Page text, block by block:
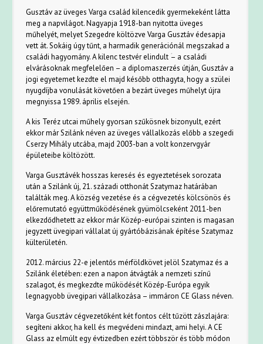
Gusztáv az üveges Varga család kilencedik gyermekeként látta
meg a napvilágot. Nagyapja 1918-ban nyitotta üveges
műhelyét, melyet Szegedre költözve Varga Gusztáv édesapja
vett át. Sokáig úgy tűnt, a harmadik generációnál megszakad a
családi hagyomány. A kilenc testvér elindult ؘ– a családi
elvárásoknak megfelelően – a diplomaszerzés útján, Gusztáv a
jogi egyetemet kezdte el majd később otthagyta, hogy a szülei
nyugdíjba vonulását követően a bezárt üveges műhelyt újra
megnyissa 1989. április elsején.
A kis Teréz utcai műhely gyorsan szűkösnek bizonyult, ezért
ekkor már Szilánk néven az üveges vállalkozás előbb a szegedi
Cserzy Mihály utcába, majd 2003-ban a volt konzervgyár
épületeibe költözött.
Varga Gusztávék hosszas keresés és egyeztetések sorozata
után a Szilánk új, 21. századi otthonát Szatymaz határában
találták meg. A község vezetése és a cégvezetés kölcsönös és
előremutató együttműködésének gyümölcseként 2011-ben
elkezdődhetett az ekkor már Közép-európai szinten is magasan
jegyzett üvegipari vállalat új gyártóbázisának építése Szatymaz
külterületén.
2012. március 22-e jelentős mérföldkövet jelöl Szatymaz és a
Szilánk életében: ezen a napon átvágták a nemzeti színű
szalagot, és megkezdte működését Közép-Európa egyik
legnagyobb üvegipari vállalkozása – immáron CE Glass néven.
Varga Gusztáv cégvezetőként két fontos célt tűzött zászlajára:
segíteni akkor, ha kell és megvédeni mindazt, ami helyi. A CE
Glass az elmúlt egy évtizedben ezért többször és több módon